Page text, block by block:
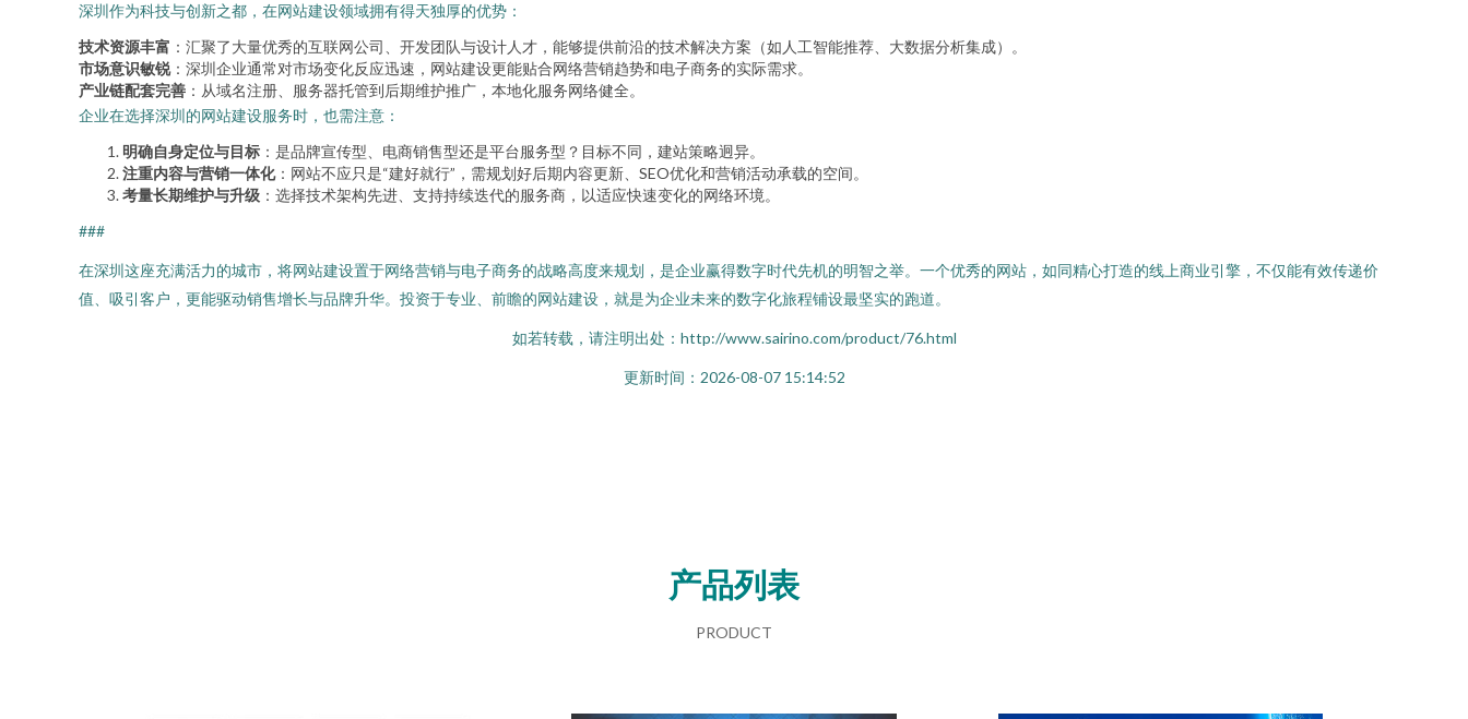
深圳作为科技与创新之都，在网站建设领域拥有得天独厚的优势：
技术资源丰富 ：汇聚了大量优秀的互联网公司、开发团队与设计人才，能够提供前沿的技术解决方案（如人工智能推荐、大数据分析集成）。
市场意识敏锐：深圳企业通常对市场变化反应迅速，网站建设更能贴合网络营销趋势和电子商务的实际需求。
产业链配套完善 ：从域名注册、服务器托管到后期维护推广，本地化服务网络健全。
企业在选择深圳的网站建设服务时，也需注意：
明确自身定位与目标 ：是品牌宣传型、电商销售型还是平台服务型？目标不同，建站策略迥异。
注重内容与营销一体化：网站不应只是“建好就行”，需规划好后期内容更新、SEO优化和营销活动承载的空间。
考量长期维护与升级 ：选择技术架构先进、支持持续迭代的服务商，以适应快速变化的网络环境。
###
在深圳这座充满活力的城市，将网站建设置于网络营销与电子商务的战略高度来规划，是企业赢得数字时代先机的明智之举。一个优秀的网站，如同精心打造的线上商业引擎，不仅能有效传递价
值、吸引客户，更能驱动销售增长与品牌升华。投资于专业、前瞻的网站建设，就是为企业未来的数字化旅程铺设最坚实的跑道。
如若转载，请注明出处：http://www.sairino.com/product/76.html
更新时间：2026-08-07 15:14:52
产品列表
PRODUCT